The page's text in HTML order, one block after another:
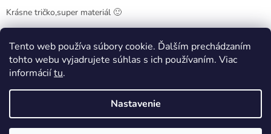
Tento web používa súbory cookie. Ďalším prechádzaním
tohto webu vyjadrujete súhlas s ich používaním. Viac
informáciítu.
Nastavenie
Krásne tričko,super materiál 🙂
Obchodné podmienky Kontakty
Vytvoril Shoptet